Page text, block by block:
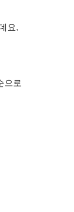
요,
으로